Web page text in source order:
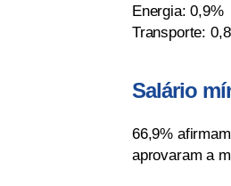
Energia: 0,9%
Transporte:
Salário
66,9%
aprovaram a